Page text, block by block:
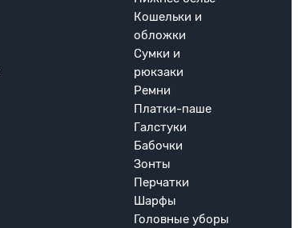
Кошельки и
обложки
Сумки и
рюкзаки
Ремни
Платки-паше
Галстуки
Бабочки
Зонты
Перчатки
Шарфы
Головные уборы